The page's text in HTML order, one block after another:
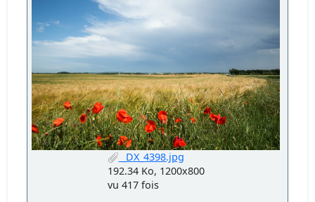
_DX_4398.jpg
192.34 Ko, 1200x800
vu 417 fois